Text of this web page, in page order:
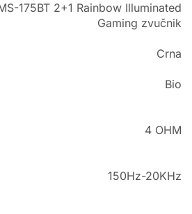
175BT 2+1 Rainbow Illuminated
Gaming zvučnik
Crna
Bio
4 OHM
150Hz-20KHz